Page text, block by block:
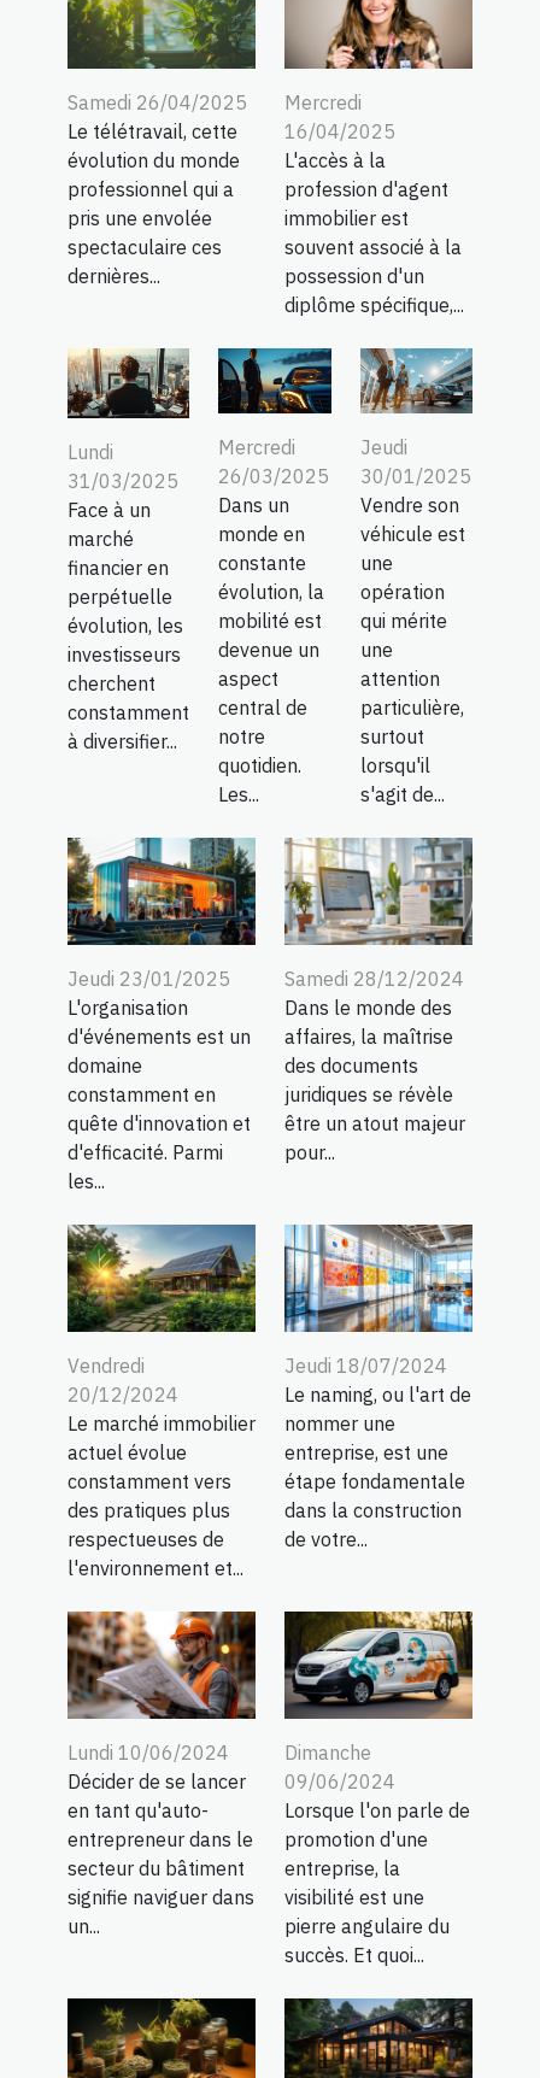
Samedi 26/04/2025
Le télétravail, cette
évolution du monde
professionnel qui a
pris une envolée
spectaculaire ces
dernières...
Mercredi
16/04/2025
L'accès à la
profession d'agent
immobilier est
souvent associé à la
possession d'un
diplôme spécifique,...
Lundi
31/03/2025
Face à un
marché
financier en
perpétuelle
évolution, les
investisseurs
cherchent
constamment
à diversifier...
Mercredi
26/03/2025
Dans un
monde en
constante
évolution, la
mobilité est
devenue un
aspect
central de
notre
quotidien.
Les...
Jeudi
30/01/2025
Vendre son
véhicule est
une
opération
qui mérite
une
attention
particulière,
surtout
lorsqu'il
s'agit de...
Jeudi 23/01/2025
L'organisation
d'événements est un
domaine
constamment en
quête d'innovation et
d'efficacité. Parmi
les...
Samedi 28/12/2024
Dans le monde des
affaires, la maîtrise
des documents
juridiques se révèle
être un atout majeur
pour...
Vendredi
20/12/2024
Le marché immobilier
actuel évolue
constamment vers
des pratiques plus
respectueuses de
l'environnement et...
Jeudi 18/07/2024
Le naming, ou l'art de
nommer une
entreprise, est une
étape fondamentale
dans la construction
de votre...
Lundi 10/06/2024
Décider de se lancer
en tant qu'auto-
entrepreneur dans le
secteur du bâtiment
signifie naviguer dans
un...
Dimanche
09/06/2024
Lorsque l'on parle de
promotion d'une
entreprise, la
visibilité est une
pierre angulaire du
succès. Et quoi...